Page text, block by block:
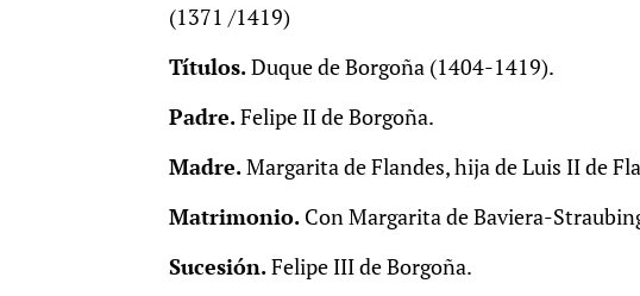
(1371 /1419)
Títulos.Duque de Borgoña (1404-1419).
Padre.Felipe II de Borgoña.
Madre.Margarita de Flandes, hija de Luis II de
Matrimonio. Con Margarita de Baviera-
Sucesión.Felipe III de Borgoña.